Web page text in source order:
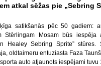
atkal sēžas pie „Sebring
satikšanās pēc 50 gadiem:
Stērlingam Mosam būs iespēja
Healey Sebring Sprite” stūres.
oldtaimeru entuziasta Faza
auto atjaunots iespējami tuvu